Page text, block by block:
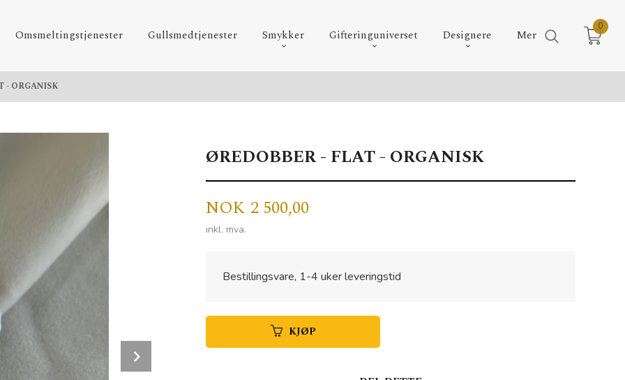
Omsmeltingstjenester Gullsmedtjenester Smykker Gifteringuniverset Designere Mer
0
- ORGANISK
ØREDOBBER - FLAT - ORGANISK
Pris
NOK 2 500,00
inkl. mva.
Bestillingsvare, 1-4 uker leveringstid
KJØP